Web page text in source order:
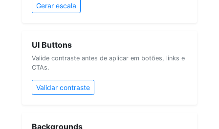
Gerar escala
UI Buttons
Valide contraste antes de aplicar em botões, links e
CTAs.
Validar contraste
Backgrounds